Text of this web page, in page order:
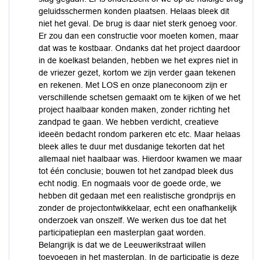
geluidsschermen konden plaatsen. Helaas bleek dit
niet het geval. De brug is daar niet sterk genoeg voor.
Er zou dan een constructie voor moeten komen, maar
dat was te kostbaar. Ondanks dat het project daardoor
in de koelkast belanden, hebben we het expres niet in
de vriezer gezet, kortom we zijn verder gaan tekenen
en rekenen. Met LOS en onze planeconoom zijn er
verschillende schetsen gemaakt om te kijken of we het
project haalbaar konden maken, zonder richting het
zandpad te gaan. We hebben verdicht, creatieve
ideeën bedacht rondom parkeren etc etc. Maar helaas
bleek alles te duur met dusdanige tekorten dat het
allemaal niet haalbaar was. Hierdoor kwamen we maar
tot één conclusie; bouwen tot het zandpad bleek dus
echt nodig. En nogmaals voor de goede orde, we
hebben dit gedaan met een realistische grondprijs en
zonder de projectontwikkelaar, echt een onafhankelijk
onderzoek van onszelf. We werken dus toe dat het
participatieplan een masterplan gaat worden.
Belangrijk is dat we de Leeuwerikstraat willen
toevoegen in het masterplan. In de participatie is deze